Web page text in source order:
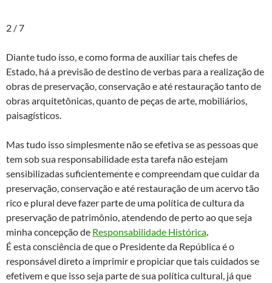
2 / 7
Diante tudo isso, e como forma de auxiliar tais chefes de
Estado, há a previsão de destino de verbas para a realização de
obras de preservação, conservação e até restauração tanto de
obras arquitetônicas, quanto de peças de arte, mobiliários,
paisagísticos.
Mas tudo isso simplesmente não se efetiva se as pessoas que
tem sob sua responsabilidade esta tarefa não estejam
sensibilizadas suficientemente e compreendam que cuidar da
preservação, conservação e até restauração de um acervo tão
rico e plural deve fazer parte de uma política de cultura da
preservação de patrimônio, atendendo de perto ao que seja
minha concepção de Responsabilidade Histórica.
É esta consciência de que o Presidente da República é o
responsável direto a imprimir e propiciar que tais cuidados se
efetivem e que isso seja parte de sua política cultural, já que